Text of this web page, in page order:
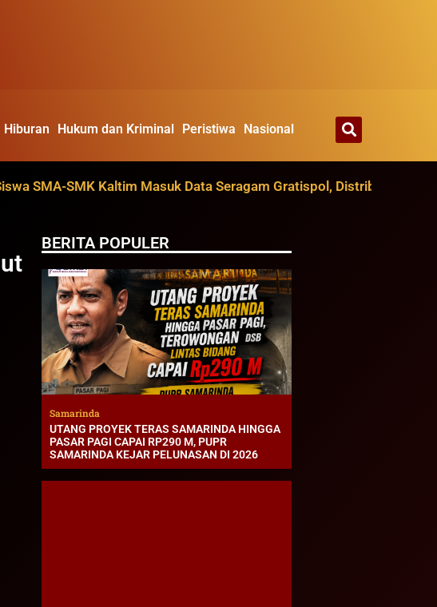
Hiburan Hukum dan Kriminal Peristiwa Nasional
SMA-SMK Kaltim Masuk Data Seragam Gratispol, Distribusi Ditarget
BERITA POPULER
Samarinda
UTANG PROYEK TERAS SAMARINDA HINGGA
PASAR PAGI CAPAI RP290 M, PUPR
SAMARINDA KEJAR PELUNASAN DI 2026